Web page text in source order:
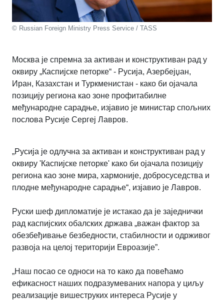
© Russian Foreign Ministry Press Service / TASS
Москва је спремна за активан и конструктиван рад у
оквиру „Каспијске петорке“ - Русија, Азербејџан,
Иран, Казахстан и Туркменистан - како би ојачала
позицију региона као зоне профитабилне
међународне сарадње, изјавио је министар спољних
послова Русије Сергеј Лавров.
„Русија је одлучна за активан и конструктиван рад у
оквиру 'Каспијске петорке' како би ојачала позицију
региона као зоне мира, хармоније, добросуседства и
плодне међународне сарадње“, изјавио је Лавров.
Руски шеф дипломатије је истакао да је заједнички
рад каспијских обалских држава „важан фактор за
обезбеђивање безбедности, стабилности и одрживог
развоја на целој територији Евроазије”.
„Наш посао се односи на то како да повећамо
ефикасност наших подразумеваних напора у циљу
реализације вишеструких интереса Русије у